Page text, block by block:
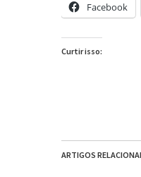
Facebook
Curtir isso:
ARTIGOS